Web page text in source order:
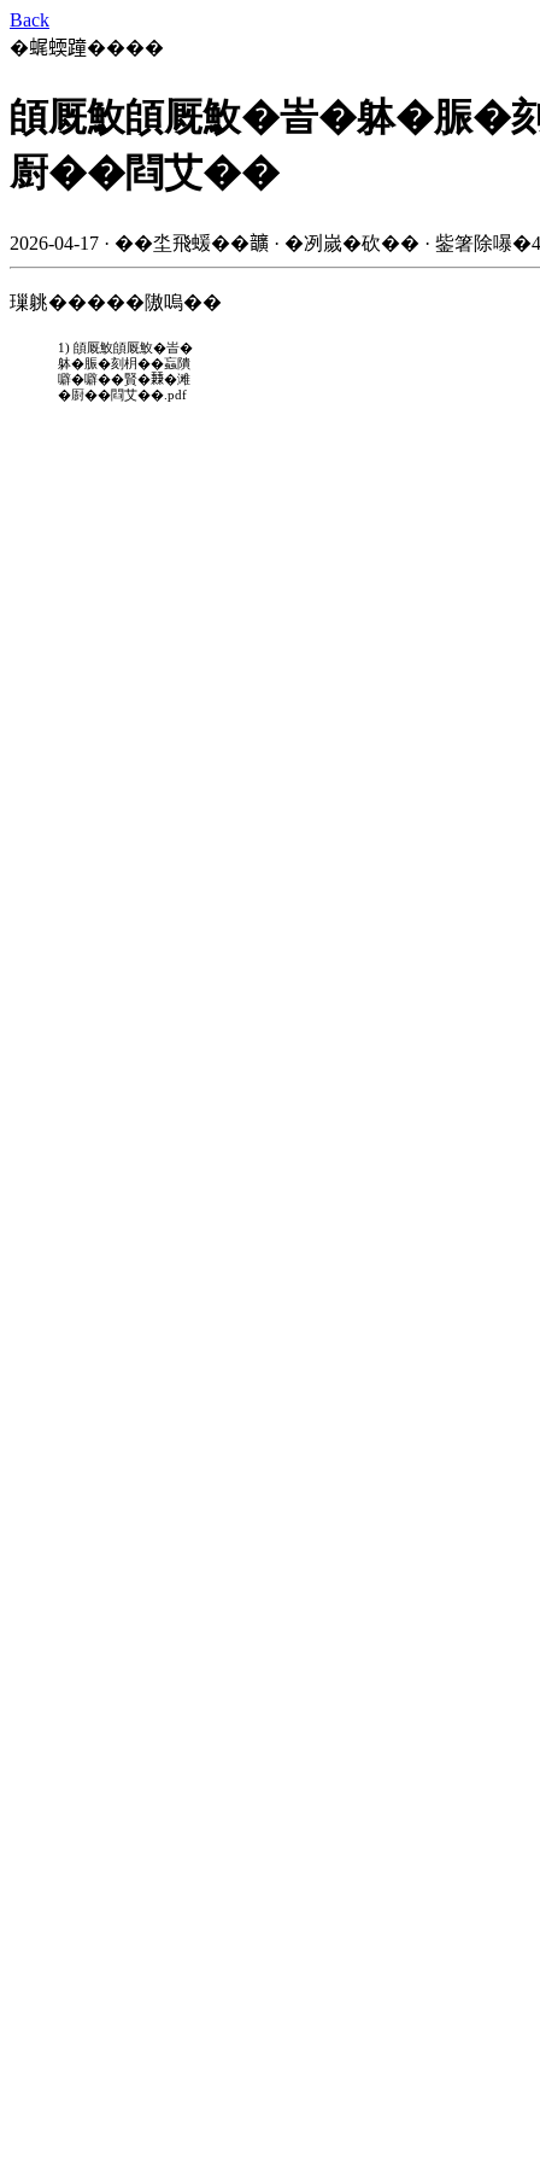
Back
�𧋦蝡蹱����
頧厩䰻頧厩䰻�峕�躰�脤
㕑��閰艾��
2026-04-17 · ��坔飛蝯��𩑈 · �冽嵗�砍�� · 鈭箸除嚗
璅䠷�����隞嗚��
1) 頧厩䰻頧厩䰻�峕�
躰�脤�刻枂��蝱隤
噼�噼��賢�𥡝�滩
�㕑��閰艾��.pdf